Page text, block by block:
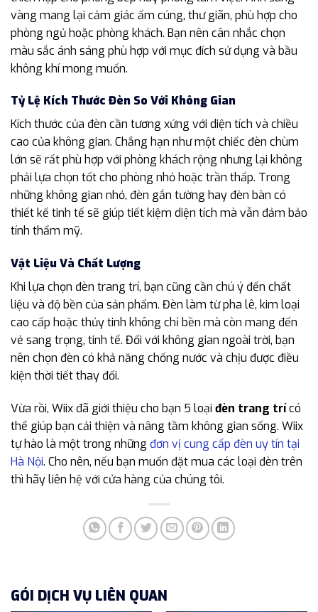
vàng mang lại cảm giác ấm cúng, thư giãn, phù hợp cho
phòng ngủ hoặc phòng khách. Bạn nên cân nhắc chọn
màu sắc ánh sáng phù hợp với mục đích sử dụng và bầu
không khí mong muốn.
Tỷ Lệ Kích Thước Đèn So Với Không Gian
Kích thước của đèn cần tương xứng với diện tích và chiều
cao của không gian. Chẳng hạn như một chiếc đèn chùm
lớn sẽ rất phù hợp với phòng khách rộng nhưng lại không
phải lựa chọn tốt cho phòng nhỏ hoặc trần thấp. Trong
những không gian nhỏ, đèn gắn tường hay đèn bàn có
thiết kế tinh tế sẽ giúp tiết kiệm diện tích mà vẫn đảm bảo
tính thẩm mỹ.
Vật Liệu Và Chất Lượng
Khi lựa chọn đèn trang trí, bạn cũng cần chú ý đến chất
liệu và độ bền của sản phẩm. Đèn làm từ pha lê, kim loại
cao cấp hoặc thủy tinh không chỉ bền mà còn mang đến
vẻ sang trọng, tinh tế. Đối với không gian ngoài trời, bạn
nên chọn đèn có khả năng chống nước và chịu được điều
kiện thời tiết thay đổi.
Vừa rồi, Wiix đã giới thiệu cho bạn 5 loại đèn trang trícó
thể giúp bạn cải thiện và nâng tầm không gian sống. Wiix
tự hào là một trong những đơn vị cung cấp đèn uy tín tại
Hà Nội. Cho nên, nếu bạn muốn đặt mua các loại đèn trên
thì hãy liên hệ với cửa hàng của chúng tôi.
GÓI DỊCH VỤ LIÊN QUAN